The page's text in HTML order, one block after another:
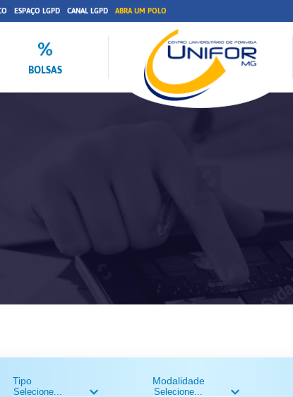
ESPAÇO LGPD CANAL LGPD ABRA UM POLO
BOLSAS
Tipo Modalidade